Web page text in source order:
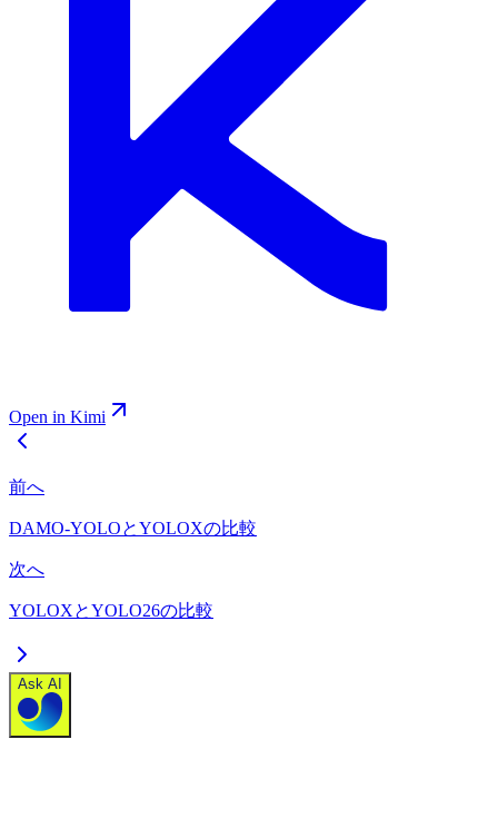
Open in Kimi
前へ
DAMO-YOLOとYOLOXの比較
次へ
YOLOXとYOLO26の比較
Ask AI